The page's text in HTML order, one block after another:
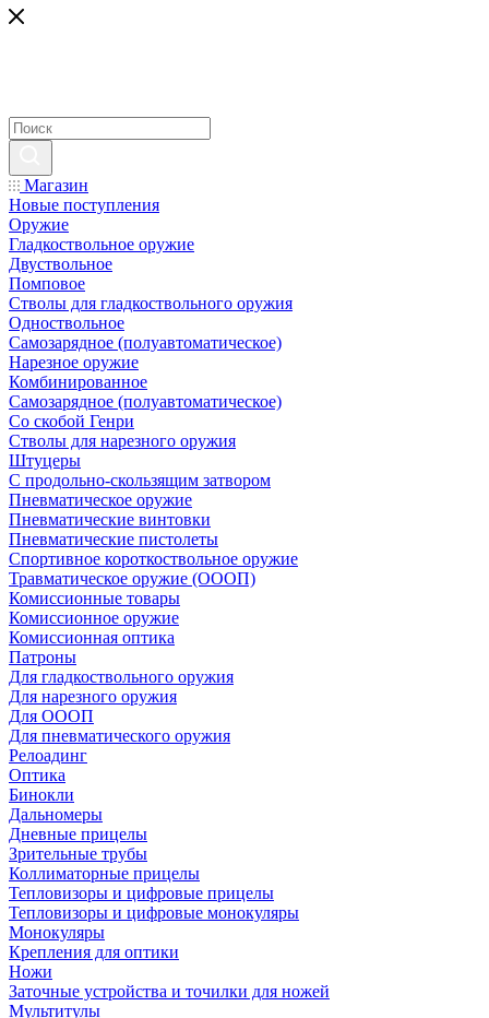
Магазин
Новые поступления
Оружие
Гладкоствольное оружие
Двуствольное
Помповое
Стволы для гладкоствольного оружия
Одноствольное
Самозарядное (полуавтоматическое)
Нарезное оружие
Комбинированное
Самозарядное (полуавтоматическое)
Со скобой Генри
Стволы для нарезного оружия
Штуцеры
С продольно-скользящим затвором
Пневматическое оружие
Пневматические винтовки
Пневматические пистолеты
Спортивное короткоствольное оружие
Травматическое оружие (ОООП)
Комиссионные товары
Комиссионное оружие
Комиссионная оптика
Патроны
Для гладкоствольного оружия
Для нарезного оружия
Для ОООП
Для пневматического оружия
Релоадинг
Оптика
Бинокли
Дальномеры
Дневные прицелы
Зрительные трубы
Коллиматорные прицелы
Тепловизоры и цифровые прицелы
Тепловизоры и цифровые монокуляры
Монокуляры
Крепления для оптики
Ножи
Заточные устройства и точилки для ножей
Мультитулы